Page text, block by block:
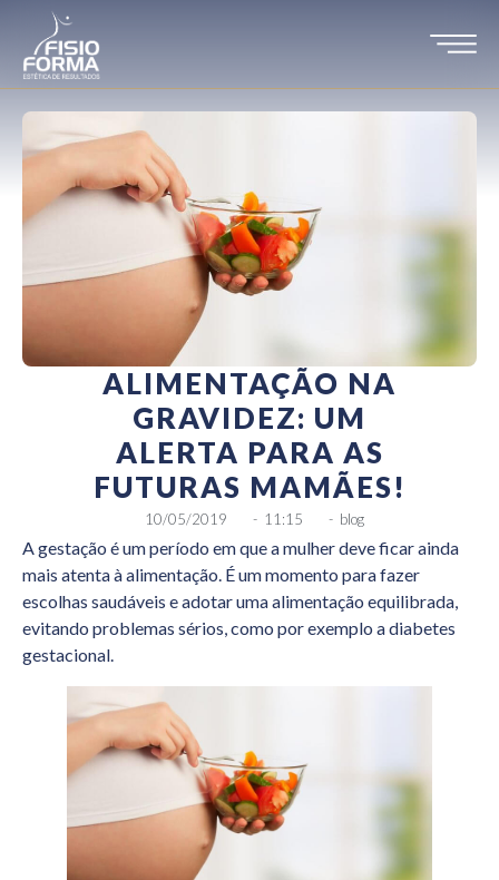
ALIMENTAÇÃO NA
GRAVIDEZ: UM
ALERTA PARA AS
FUTURAS MAMÃES!
10/05/2019 - 11:15 - blog
A gestação é um período em que a mulher deve ficar ainda
mais atenta à alimentação. É um momento para fazer
escolhas saudáveis e adotar uma alimentação equilibrada,
evitando problemas sérios, como por exemplo a diabetes
gestacional.